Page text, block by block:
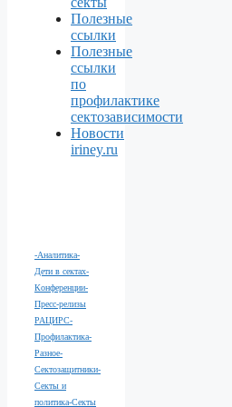
Полезные
ссылки
Полезные
ссылки
по
профилактике
сектозависимости
Новости
iriney.ru
-Аналитика-
Дети в сектах-
Конференции-
Пресс-релизы
РАЦИРС-
Профилактика-
Разное-
Сектозащитники-
Секты и
политика-Секты